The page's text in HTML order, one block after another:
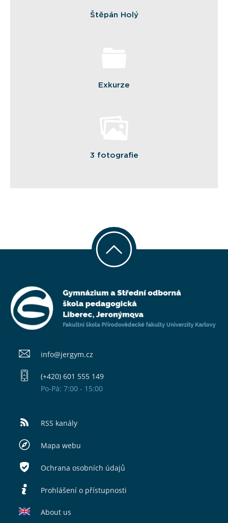
Štěpán Holý
Exkurze
3 fotografie
info@​jergym.cz
(+420) 601 555 149
Po-Pá: 7:00 - 15:00
RSS kanály
Mapa webu
Ochrana osobních údajů
Prohlášení o přístupnosti
About us